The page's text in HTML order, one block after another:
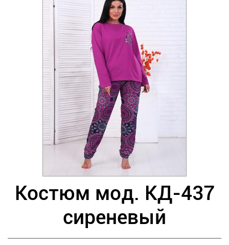
Костюм мод. КД-437
сиреневый